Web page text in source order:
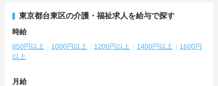
東京都台東区の介護・福祉求人を給与で探す
時給
850円以上 1000円以上 1200円以上 1400円以上
1600円
以上
月給